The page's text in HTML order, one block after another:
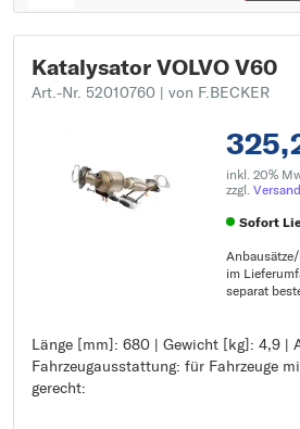
Katalysator VOLVO V60
Art.-Nr. 52010760 | von F.BECKER
inkl. 20%
zzgl. Versand
Sofort
im
separat
Länge [mm]: 680 | Gewicht [kg]: 4,9 |
Fahrzeugausstattung: für Fahrzeuge
gerecht:
Länge [mm]: 680
Gewicht [kg]: 4,9
Abgasnorm: Euro 5